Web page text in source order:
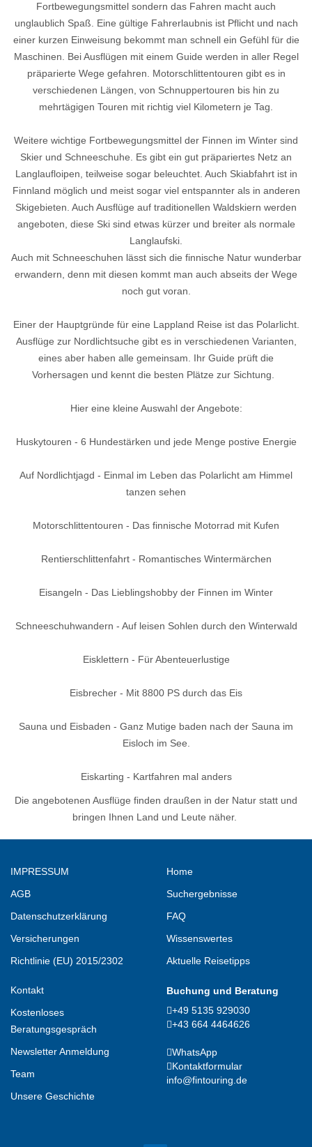
Fortbewegungsmittel sondern das Fahren macht auch
unglaublich Spaß. Eine gültige Fahrerlaubnis ist Pflicht und nach
einer kurzen Einweisung bekommt man schnell ein Gefühl für die
Maschinen. Bei Ausflügen mit einem Guide werden in aller Regel
präparierte Wege gefahren. Motorschlittentouren gibt es in
verschiedenen Längen, von Schnuppertouren bis hin zu
mehrtägigen Touren mit richtig viel Kilometern je Tag.
Weitere wichtige Fortbewegungsmittel der Finnen im Winter sind
Skier und Schneeschuhe. Es gibt ein gut präpariertes Netz an
Langlaufloipen, teilweise sogar beleuchtet. Auch Skiabfahrt ist in
Finnland möglich und meist sogar viel entspannter als in anderen
Skigebieten. Auch Ausflüge auf traditionellen Waldskiern werden
angeboten, diese Ski sind etwas kürzer und breiter als normale
Langlaufski.
Auch mit Schneeschuhen lässt sich die finnische Natur wunderbar
erwandern, denn mit diesen kommt man auch abseits der Wege
noch gut voran.
Einer der Hauptgründe für eine Lappland Reise ist das Polarlicht.
Ausflüge zur Nordlichtsuche gibt es in verschiedenen Varianten,
eines aber haben alle gemeinsam. Ihr Guide prüft die
Vorhersagen und kennt die besten Plätze zur Sichtung.
Hier eine kleine Auswahl der Angebote:
Huskytouren - 6 Hundestärken und jede Menge postive Energie
Auf Nordlichtjagd - Einmal im Leben das Polarlicht am Himmel
tanzen sehen
Motorschlittentouren - Das finnische Motorrad mit Kufen
Rentierschlittenfahrt - Romantisches Wintermärchen
Eisangeln - Das Lieblingshobby der Finnen im Winter
Schneeschuhwandern - Auf leisen Sohlen durch den Winterwald
Eisklettern - Für Abenteuerlustige
Eisbrecher - Mit 8800 PS durch das Eis
Sauna und Eisbaden - Ganz Mutige baden nach der Sauna im
Eisloch im See.
Eiskarting - Kartfahren mal anders
Die angebotenen Ausflüge finden draußen in der Natur statt und
bringen Ihnen Land und Leute näher.
IMPRESSUM
AGB
Datenschutzerklärung
Versicherungen
Richtlinie (EU) 2015/2302
Home
Suchergebnisse
FAQ
Wissenswertes
Aktuelle Reisetipps
Kontakt
Kostenloses
Beratungsgespräch
Newsletter Anmeldung
Team
Unsere Geschichte
Buchung und Beratung
+49 5135 929030
+43 664 4464626
WhatsApp
Kontaktformular
info@fintouring.de